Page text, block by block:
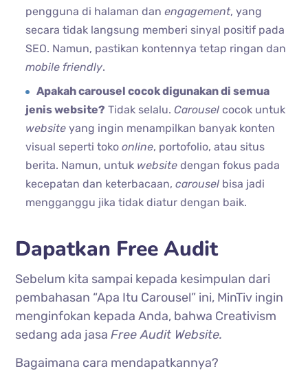
pengguna di halaman danengagement, yang
secara tidak langsung memberi sinyal positif pada
SEO. Namun, pastikan kontennya tetap ringan dan
mobile friendly.
Apakah carousel cocok digunakan di semua
jenis website? Tidak selalu.Carousel cocok untuk
website yang ingin menampilkan banyak konten
visual seperti tokoonline, portofolio, atau situs
berita. Namun, untuk website dengan fokus pada
kecepatan dan keterbacaan,carousel bisa jadi
mengganggu jika tidak diatur dengan baik.
Dapatkan Free Audit
Sebelum kita sampai kepada kesimpulan dari
pembahasan “Apa Itu Carousel” ini, MinTiv ingin
menginfokan kepada Anda, bahwa Creativism
sedang ada jasa Free Audit Website.
Bagaimana cara mendapatkannya?